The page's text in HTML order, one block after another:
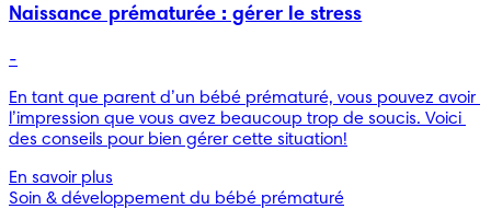
Naissance prématurée : gérer le stress
-
En tant que parent d’un bébé prématuré, vous pouvez avoir
l’impression que vous avez beaucoup trop de soucis. Voici
des conseils pour bien gérer cette situation!
En savoir plus
Soin & développement du bébé prématuré